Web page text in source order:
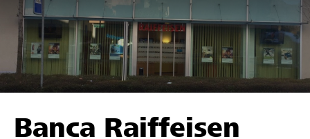
Projekte und Organisationen finden
Jetzt starten
Banca Raiffeisen